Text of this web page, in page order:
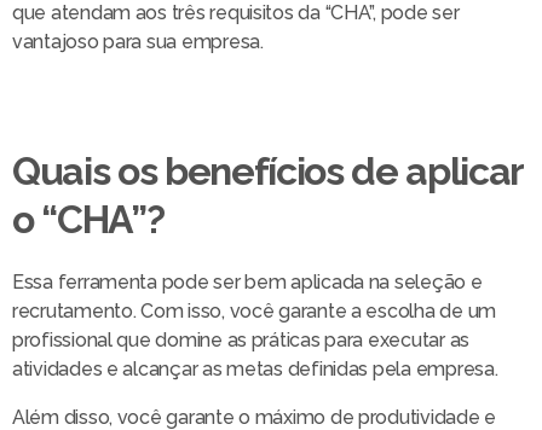
que atendam aos três requisitos da “CHA”, pode ser
vantajoso para sua empresa.
Quais os benefícios de aplicar
o “CHA”?
Essa ferramenta pode ser bem aplicada na seleção e
recrutamento. Com isso, você garante a escolha de um
profissional que domine as práticas para executar as
atividades e alcançar as metas definidas pela empresa.
Além disso, você garante o máximo de produtividade e